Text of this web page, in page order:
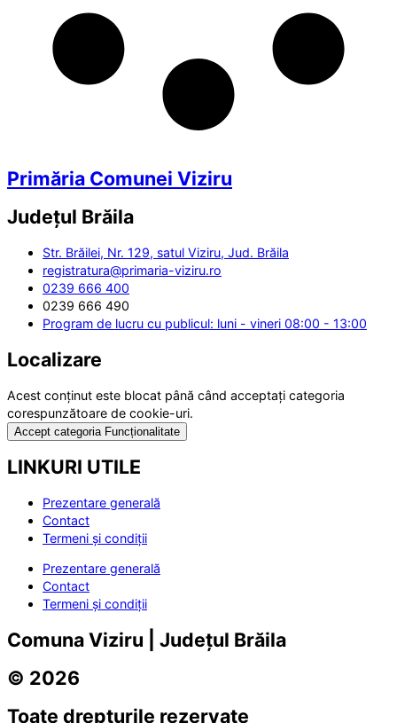
Primăria Comunei Viziru
Județul Brăila
Str. Brăilei, Nr. 129, satul Viziru, Jud. Brăila
registratura@primaria-viziru.ro
0239 666 400
0239 666 490
Program de lucru cu publicul: luni - vineri 08:00 - 13:00
Localizare
Acest conținut este blocat până când acceptați categoria
corespunzătoare de cookie-uri.
Accept categoria Funcționalitate
LINKURI UTILE
Prezentare generală
Contact
Termeni și condiții
Prezentare generală
Contact
Termeni și condiții
Comuna Viziru | Județul Brăila
© 2026
Toate drepturile rezervate